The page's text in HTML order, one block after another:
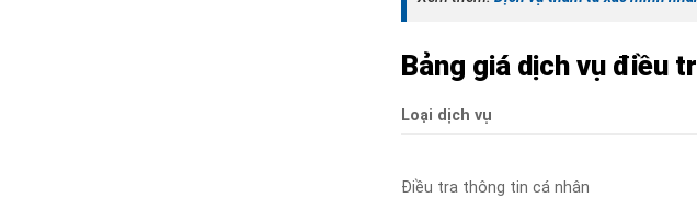
Bảng giá dịch vụ điều
Loại dịch vụ
Điều tra thông tin cá nhân